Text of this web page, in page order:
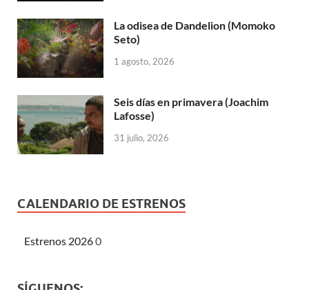
La odisea de Dandelion (Momoko
Seto)
1 agosto, 2026
Seis días en primavera (Joachim
Lafosse)
31 julio, 2026
CALENDARIO DE ESTRENOS
Estrenos 20260